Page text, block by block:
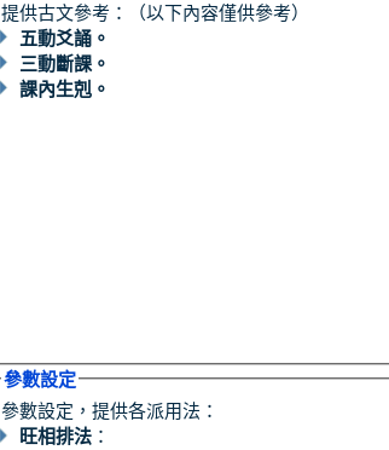
提供古文參考：（以下內容僅供參考）
五動爻誦。
三動斷課。
課內生剋。
參數設定
參數設定，提供各派用法：
旺相排法 ：